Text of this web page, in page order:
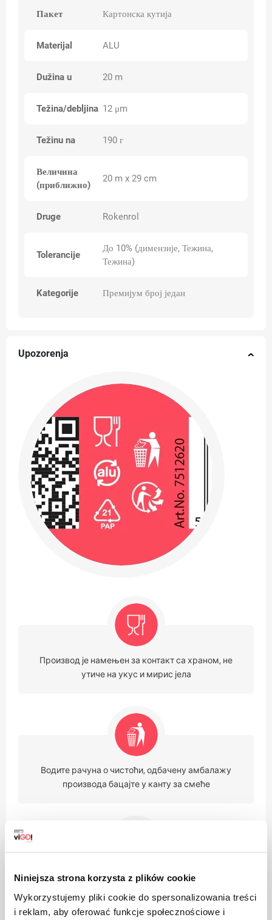
Niniejsza strona korzysta z plików cookie
Wykorzystujemy pliki cookie do spersonalizowania treści
i reklam, aby oferować funkcje społecznościowe i
Пакет Картонска кутија
Materijal ALU
Dužina u 20 m
Težina/debljina 12 μm
Težinu na 190 г
Величина
(приближно)
20 m x 29 cm
Druge Rokenrol
Tolerancije
До 10% (димензије, Тежина,
Тежина)
Kategorije Премијум број један
Upozorenja
Производ је намењен за контакт са храном, не
утиче на укус и мирис јела
Водите рачуна о чистоћи, одбачену амбалажу
производа бацајте у канту за смеће
Производ је направљен од алуминијума